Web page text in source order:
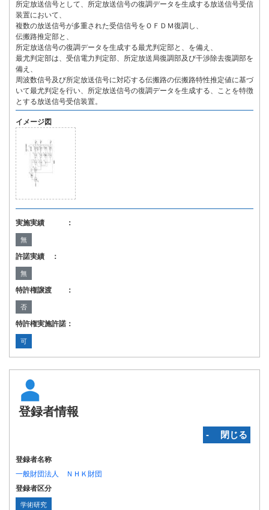
所定放送信号として、所定放送信号の復調データを生成する放送信号受信
装置において、
複数の放送信号が多重された受信信号をＯＦＤＭ復調し、
伝搬路推定部と、
所定放送信号の復調データを生成する最尤判定部と、を備え、
最尤判定部は、受信電力判定部、所定放送局復調部及び干渉除去復調部を
備え、
周波数信号及び所定放送信号に対応する伝搬路の伝搬路特性推定値に基づ
いて最尤判定を行い、所定放送信号の復調データを生成する、ことを特徴
とする放送信号受信装置。
イメージ図
実施実績 ：
無
許諾実績 ：
無
特許権譲渡 ：
否
特許権実施許諾：
可
登録者情報
‐ 閉じる
登録者名称
一般財団法人 ＮＨＫ財団
登録者区分
学術研究